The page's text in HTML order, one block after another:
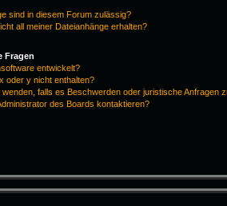
sind in diesem Forum zulässig?
all meiner Dateianhänge erhalten?
Fragen
entwickelt?
oder y nicht enthalten?
wenden, falls es Beschwerden oder juristische Anfragen
des Boards kontaktieren?